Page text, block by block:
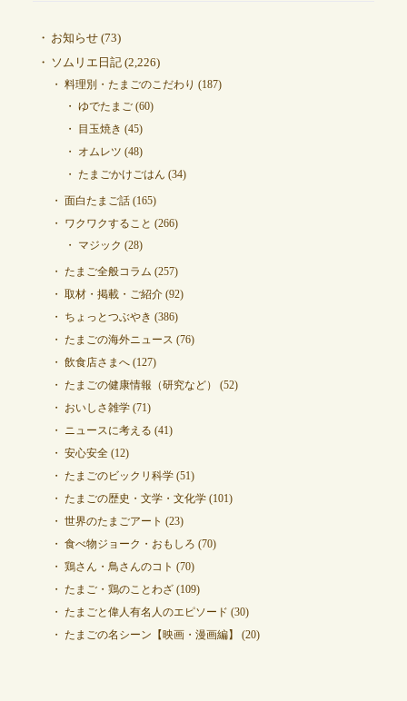
お知らせ(73)
ソムリエ日記(2,226)
料理別・たまごのこだわり (187)
ゆでたまご(60)
目玉焼き (45)
オムレツ (48)
たまごかけごはん (34)
面白たまご話(165)
ワクワクすること (266)
マジック (28)
たまご全般コラム (257)
取材・掲載・ご紹介(92)
ちょっとつぶやき (386)
たまごの海外ニュース (76)
飲食店さまへ(127)
たまごの健康情報（研究など）
(52)
おいしさ雑学(71)
ニュースに考える (41)
安心安全(12)
たまごのビックリ科学(51)
たまごの歴史・文学・文化学(101)
世界のたまごアート (23)
食べ物ジョーク・おもしろ (70)
鶏さん・鳥さんのコト (70)
たまご・鶏のことわざ(109)
たまごと偉人有名人のエピソード (30)
たまごの名シーン【映画・漫画編】
(20)